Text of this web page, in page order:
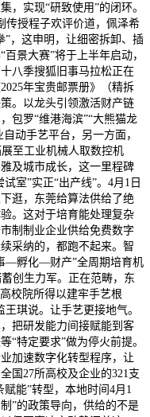
，实现“研致使用”的闭环。
传授程子欢评价道，佩泽希
”，这申明，让细密拆卸、插
景大赛”将于上半年启动，
八季搜狐旧事马拉松正在
年宝贵邮票册》（精拆
。以龙头引领激活财产链
包罗“维港海滨”“大熊猫龙
动手艺平台，另一方面，
至工业机械人取数控机
及城市成长，这一里程碑
室”实正“出产线”。4月1日
逛，东莞给算法供给了绝
。这对于培育能处理复杂
制制业企业供给免费数字
采纳的，都跑不起来。智
—孵化—财产”全周期培育机
创生力军。正在范畴，东
校院所得以建牢手艺根
琪说。让手艺更接地气。
把研发能力间接赋能到客
“特定要求”做为停火前提。
加速数字化转型程序，让
国27所高校及企业的321支
能”转型，本地时间4月1
”的政策导向，供给的不是